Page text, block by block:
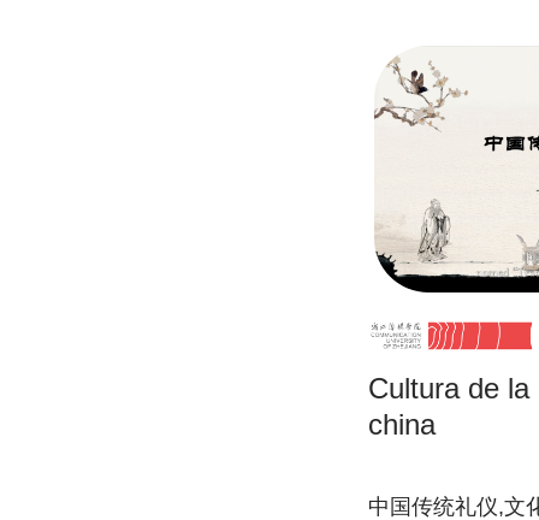
Cultura de
china
中国传统礼仪,文